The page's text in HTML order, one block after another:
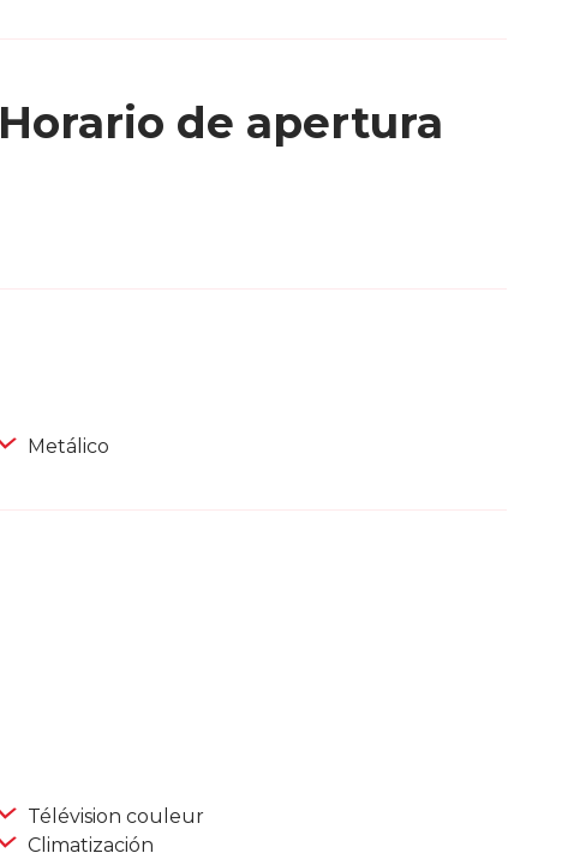
Horario de apertura
Metálico
Télévision couleur
Climatización